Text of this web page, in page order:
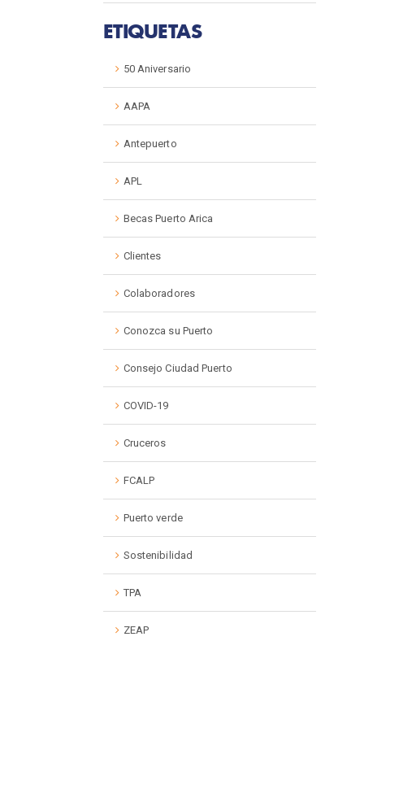
ETIQUETAS
50 Aniversario
AAPA
Antepuerto
APL
Becas Puerto Arica
Clientes
Colaboradores
Conozca su Puerto
Consejo Ciudad Puerto
COVID-19
Cruceros
FCALP
Puerto verde
Sostenibilidad
TPA
ZEAP